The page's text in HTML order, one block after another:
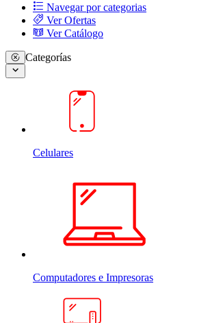
Navegar por categorias
Ver Ofertas
Ver Catálogo
Categorías
Celulares
Computadores e Impresoras